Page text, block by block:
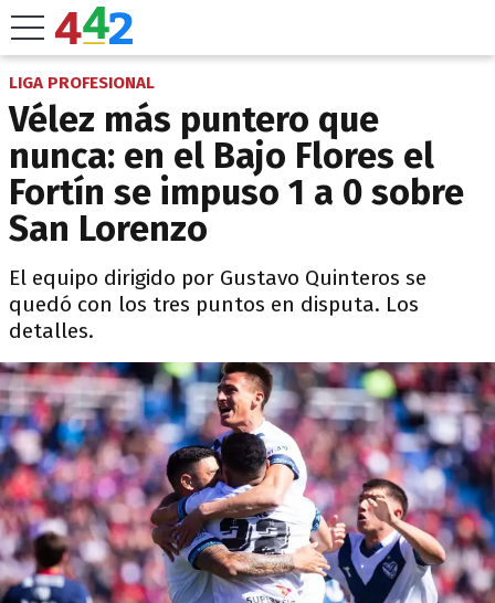
LIGA PROFESIONAL
Vélez más puntero que
nunca: en el Bajo Flores el
Fortín se impuso 1 a 0 sobre
San Lorenzo
El equipo dirigido por Gustavo Quinteros se
quedó con los tres puntos en disputa. Los
detalles.